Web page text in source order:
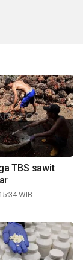
TBS sawit
WIB